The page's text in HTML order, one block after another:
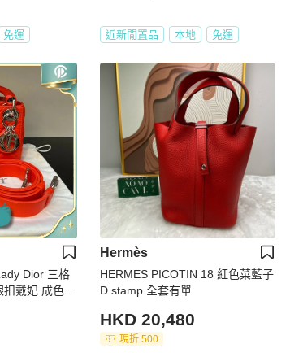
免運 近新閒置品 本地 免運
Dior 三格
戴妃 成色全
Hermès
HERMES PICOTIN 18 紅色菜藍子
D stamp 全套有單
HKD 20,480
現折 500